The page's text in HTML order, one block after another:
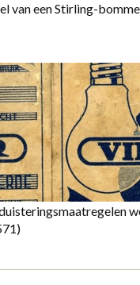
van een Stirling-